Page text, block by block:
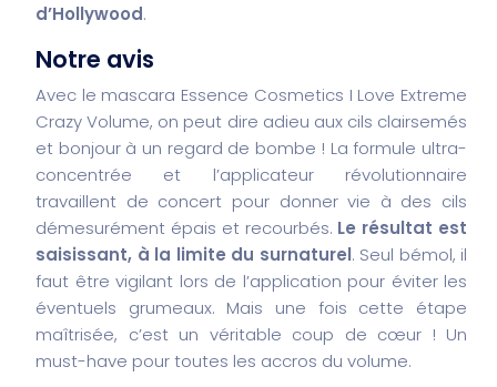
d’Hollywood.
Notre avis
Avec le mascara Essence Cosmetics I Love Extreme
Crazy Volume, on peut dire adieu aux cils clairsemés
et bonjour à un regard de bombe ! La formule ultra-
concentrée et l’applicateur révolutionnaire
travaillent de concert pour donner vie à des cils
démesurément épais et recourbés. Le résultat est
saisissant, à la limite du surnaturel. Seul bémol, il
faut être vigilant lors de l’application pour éviter les
éventuels grumeaux. Mais une fois cette étape
maîtrisée, c’est un véritable coup de cœur ! Un
must-have pour toutes les accros du volume.